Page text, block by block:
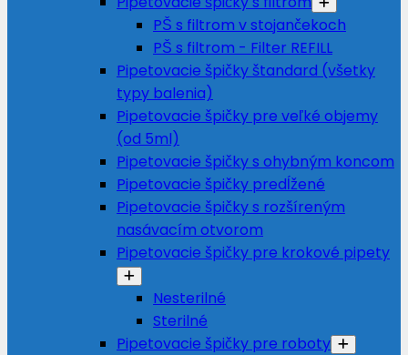
PŠ s filtrom v stojančekoch
PŠ s filtrom - Filter REFILL
Pipetovacie špičky štandard (všetky
typy balenia)
Pipetovacie špičky pre veľké objemy
(od 5ml)
Pipetovacie špičky s ohybným koncom
Pipetovacie špičky predĺžené
Pipetovacie špičky s rozšíreným
nasávacím otvorom
Pipetovacie špičky pre krokové pipety
Nesterilné
Sterilné
Pipetovacie špičky pre roboty